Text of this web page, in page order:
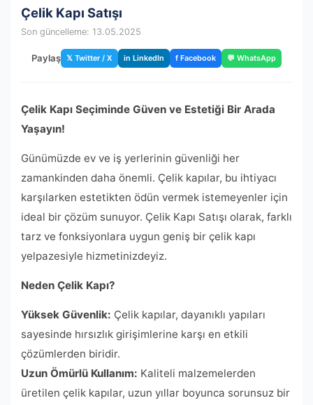
Çelik Kapı Satışı
Son güncelleme: 13.05.2025
Paylaş 𝕏 Twitter / X in LinkedIn f Facebook 💬 WhatsApp
Çelik Kapı Seçiminde Güven ve Estetiği Bir Arada
Yaşayın!
Günümüzde ev ve iş yerlerinin güvenliği her
zamankinden daha önemli. Çelik kapılar, bu ihtiyacı
karşılarken estetikten ödün vermek istemeyenler için
ideal bir çözüm sunuyor. Çelik Kapı Satışı olarak, farklı
tarz ve fonksiyonlara uygun geniş bir çelik kapı
yelpazesiyle hizmetinizdeyiz.
Neden Çelik Kapı?
Yüksek Güvenlik: Çelik kapılar, dayanıklı yapıları
sayesinde hırsızlık girişimlerine karşı en etkili
çözümlerden biridir.
Uzun Ömürlü Kullanım: Kaliteli malzemelerden
üretilen çelik kapılar, uzun yıllar boyunca sorunsuz bir